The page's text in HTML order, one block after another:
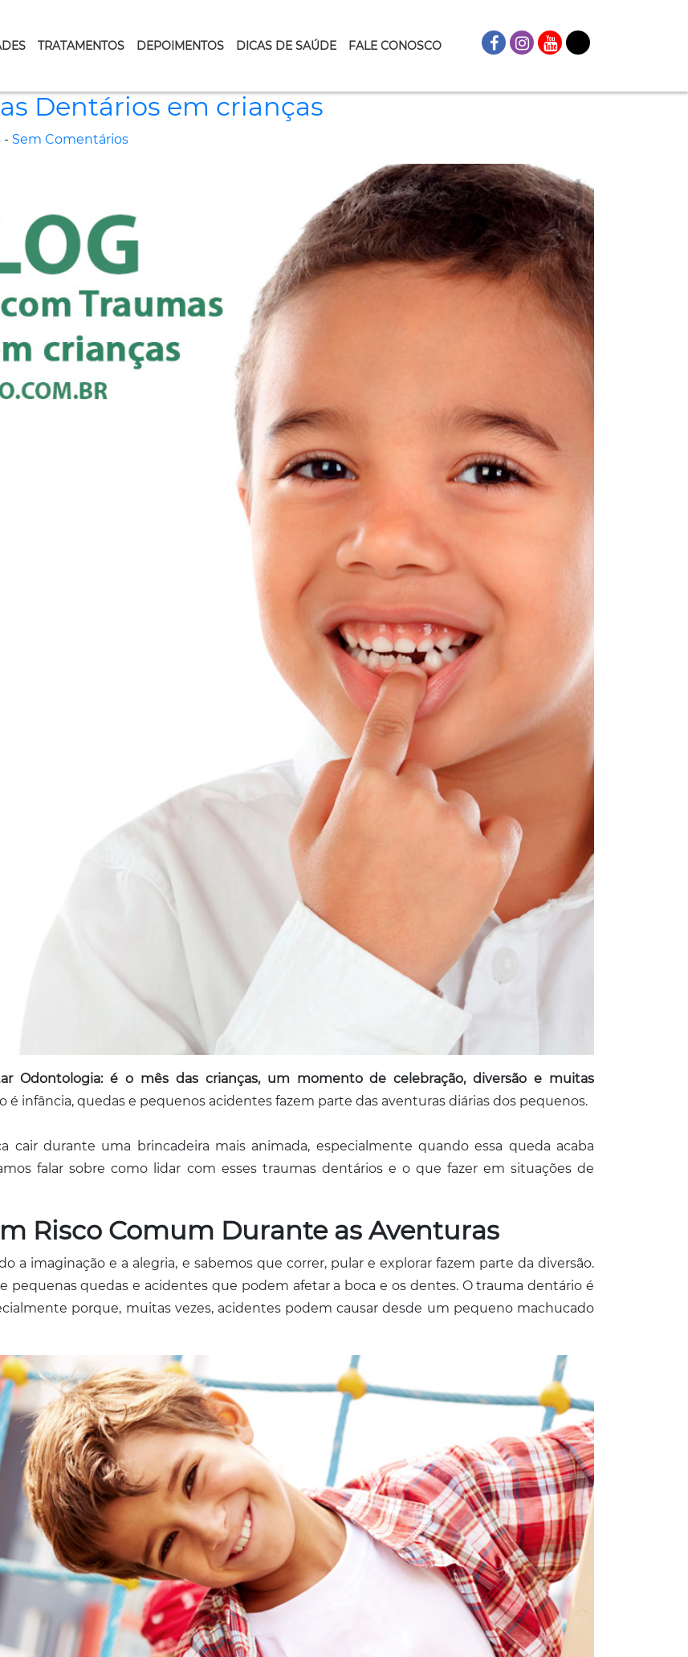
TRATAMENTOS DEPOIMENTOS DICAS DE SAÚDE FALE CONOSCO
Dentários em crianças
- Sem Comentários
Odontologia: é o mês das crianças, um momento de celebração, diversão e muitas
é infância, quedas e pequenos acidentes fazem parte das aventuras diárias dos pequenos.
cair durante uma brincadeira mais animada, especialmente quando essa queda acaba
falar sobre como lidar com esses traumas dentários e o que fazer em situações de
Risco Comum Durante as Aventuras
a imaginação e a alegria, e sabemos que correr, pular e explorar fazem parte da diversão.
pequenas quedas e acidentes que podem afetar a boca e os dentes. O trauma dentário é
porque, muitas vezes, acidentes podem causar desde um pequeno machucado